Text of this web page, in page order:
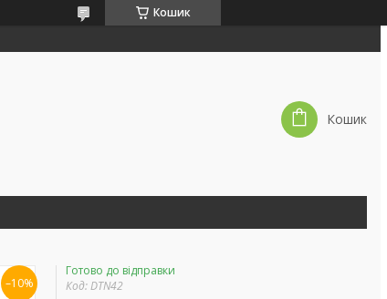
Кошик
Кошик
–10%
Готово до відправки
Код:DTN42